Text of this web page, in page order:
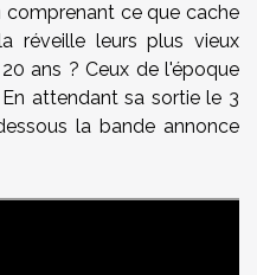
ce que cache
réveille leurs plus vieux
ans ? Ceux de l'époque
attendant sa sortie le 3
la bande annonce